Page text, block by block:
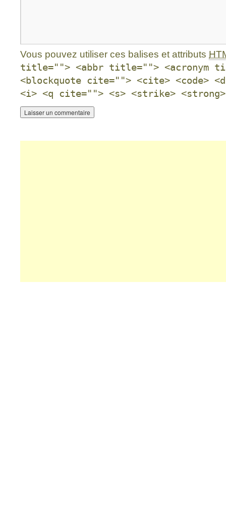
Vous pouvez utiliser ces balises et attributs
title=""> <abbr title=""> <acronym
<blockquote cite=""> <cite> <code>
<i> <q cite=""> <s> <strike> <strong>